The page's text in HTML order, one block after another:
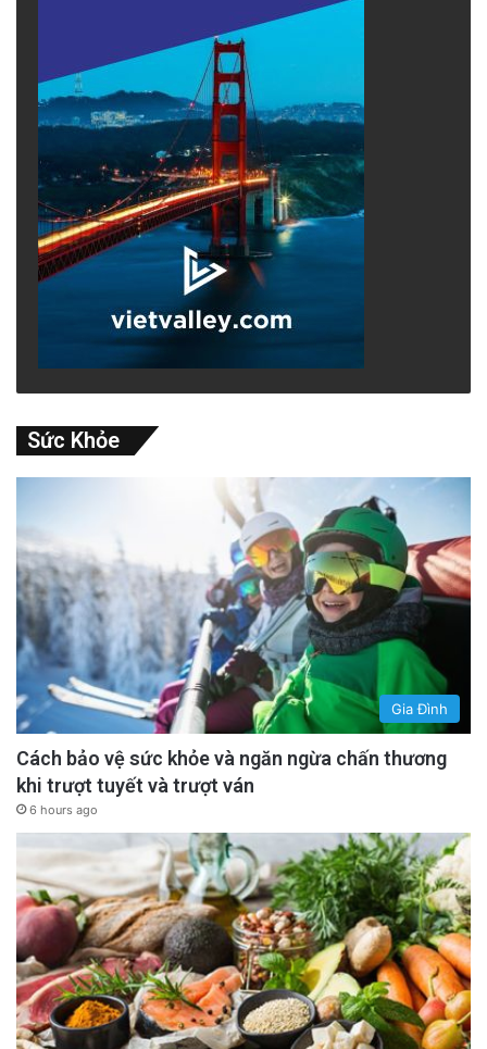
Sức Khỏe
Gia Đình
Cách bảo vệ sức khỏe và ngăn ngừa chấn thương
khi trượt tuyết và trượt ván
6 hours ago